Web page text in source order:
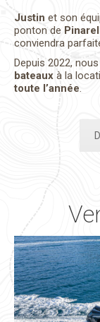
Justin et son
ponton de
conviendra
Depuis 2022,
bateaux à la
toute l’année.